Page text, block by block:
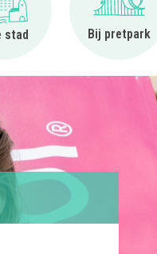
stad
Ga naar In de stad
Bij pretpark
Ga